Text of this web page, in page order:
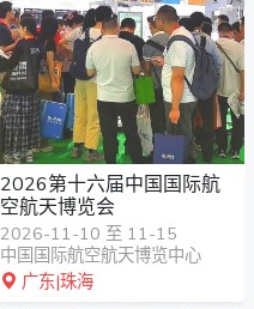
2026第十六届中国国际航
空航天博览会
2026-11-10 至 11-15
中国国际航空航天博览中心
广东|珠海